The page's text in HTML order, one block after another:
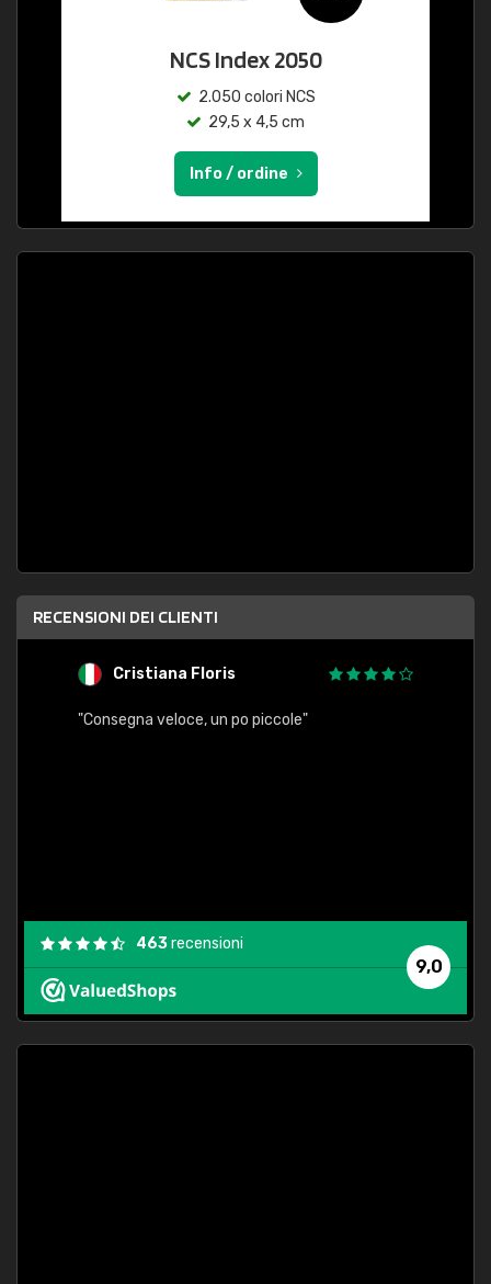
NCS Index 2050
2.050 colori NCS
29,5 x 4,5 cm
Info / ordine
RECENSIONI DEI CLIENTI
Cristiana Floris
"Consegna veloce, un po piccole"
9,0
463recensioni